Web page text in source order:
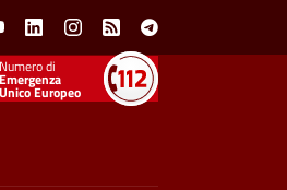
LinkedinInstagram
Feed Telegram
utili
Emergenza
Unico Europeo